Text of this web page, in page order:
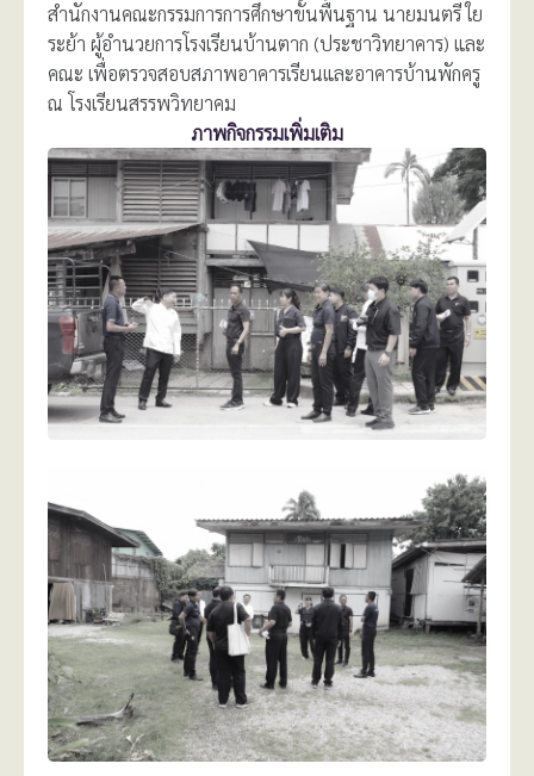
สำนักงานคณะกรรมการการศึกษาขั้นพื้นฐาน นายมนตรี ใย
ระย้า ผู้อำนวยการโรงเรียนบ้านตาก (ประชาวิทยาคาร) และ
คณะ เพื่อตรวจสอบสภาพอาคารเรียนและอาคารบ้านพักครู
ณ โรงเรียนสรรพวิทยาคม
ภาพกิจกรรมเพิ่มเติม